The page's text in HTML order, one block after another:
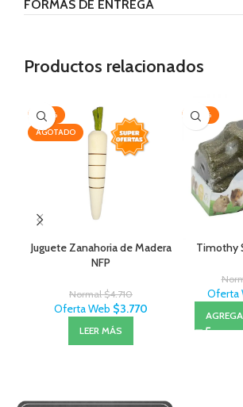
FORMAS DE ENTREGA
Productos relacionados
-20%
AGOTADO
Juguete Zanahoria de Madera
NFP
Normal$4.710
Oferta Web $3.770
LEER MÁS
-20%
Timothy
Oferta